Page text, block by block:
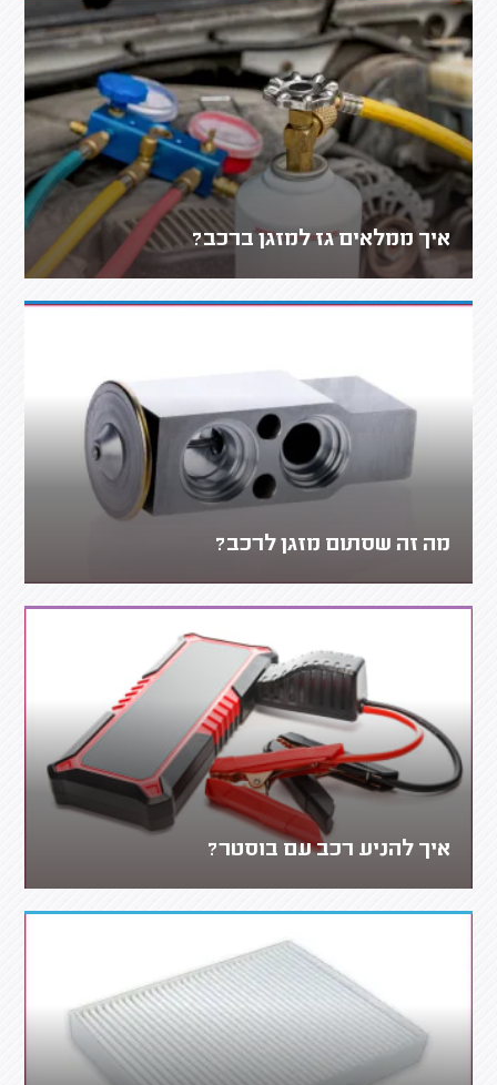
איך ממלאים גז למזגן ברכב?
מה זה שסתום מזגן לרכב?
איך להניע רכב עם בוסטר?